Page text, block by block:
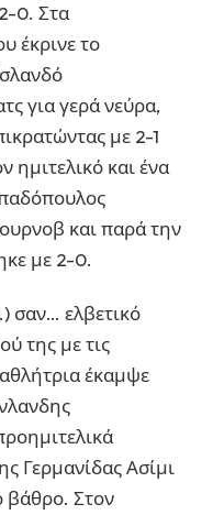
0. Στα
έκρινε το
για γερά νεύρα,
με 2-1
ημιτελικό και ένα
και παρά την
με 2-0.
σαν… ελβετικό
της με τις
έκαμψε
Γερμανίδας Ασίμι
βάθρο. Στον